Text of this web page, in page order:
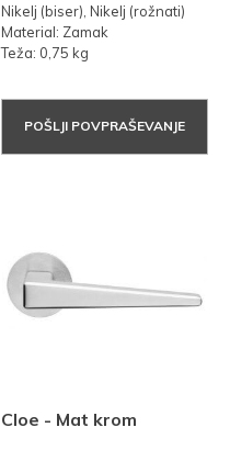
Nikelj (biser), Nikelj (rožnati)
Material: Zamak
Teža: 0,75 kg
POŠLJI POVPRAŠEVANJE
Cloe - Mat krom